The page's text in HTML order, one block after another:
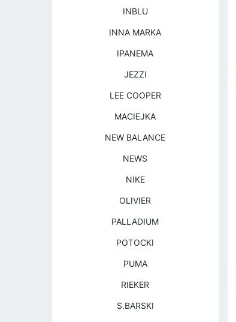
INBLU
INNA MARKA
IPANEMA
JEZZI
LEE COOPER
MACIEJKA
NEW BALANCE
NEWS
NIKE
OLIVIER
PALLADIUM
POTOCKI
PUMA
RIEKER
S.BARSKI